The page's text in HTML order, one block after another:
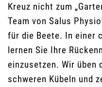
Kreuz nicht zum
Team von Salus
für die Beete. In einer
lernen Sie Ihre
einzusetzen. Wir üben
schweren Kübeln und